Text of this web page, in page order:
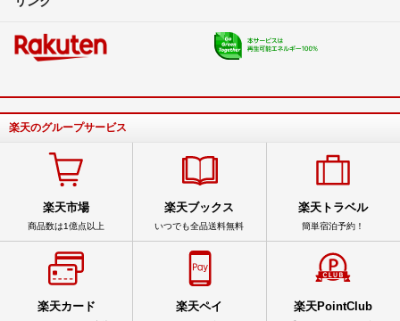
楽天のグループサービス
楽天市場
商品数は1億点以上
楽天ブックス
いつでも全品送料無料
楽天トラベル
簡単宿泊予約！
楽天カード 楽天ペイ 楽天PointClub